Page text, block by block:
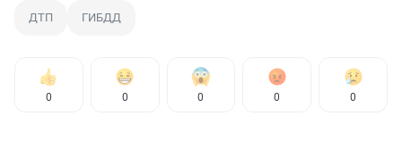
ДТП ГИБДД
0 0 0 0 0